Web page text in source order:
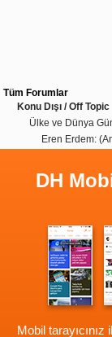
Tüm Forumlar
Konu Dışı / Off Topic
Ülke ve Dünya
Eren Erdem:
DH
Mobil